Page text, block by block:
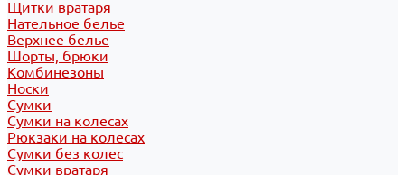
Щитки вратаря
Нательное белье
Верхнее белье
Шорты, брюки
Комбинезоны
Носки
Сумки
Сумки на колесах
Рюкзаки на колесах
Сумки без колес
Сумки вратаря